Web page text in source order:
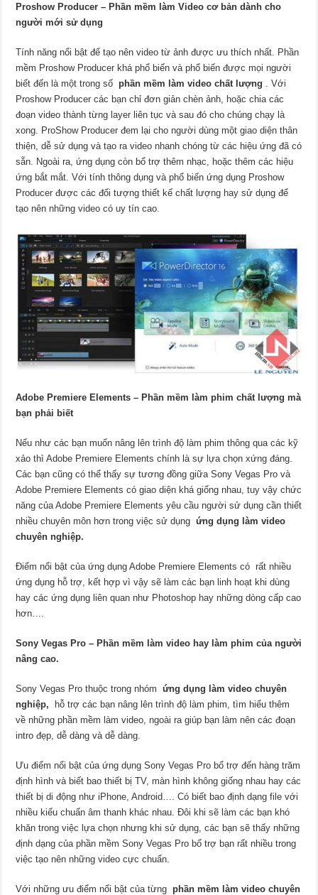
Proshow Producer – Phần mềm làm Video cơ bản dành cho
người mới sử dụng
Tính năng nổi bật để tạo nên video từ ảnh được ưu thích nhất. Phần
mềm Proshow Producer khá phổ biến và phổ biến được mọi người
biết đến là một trong số phần mềm làm video chất lượng
. Với
Proshow Producer các bạn chỉ đơn giản chèn ảnh, hoặc chia các
đoạn video thành từng layer liên tục và sau đó cho chúng chạy là
xong. ProShow Producer đem lại cho người dùng một giao diện thân
thiện, dễ sử dụng và tạo ra video nhanh chóng từ các hiệu ứng đã có
sẵn. Ngoài ra, ứng dụng còn bổ trợ thêm nhạc, hoặc thêm các hiệu
ứng bắt mắt. Với tính thông dụng và phổ biến ứng dụng Proshow
Producer được các đối tượng thiết kế chất lượng hay sử dụng để
tạo nên những video có uy tín cao.
Adobe Premiere Elements – Phần mềm làm phim chất lượng mà
bạn phải biết
Nếu như các bạn muốn nâng lên trình độ làm phim thông qua các kỹ
xảo thì Adobe Premiere Elements chính là sự lựa chọn xứng đáng.
Các bạn cũng có thể thấy sự tương đồng giữa Sony Vegas Pro và
Adobe Premiere Elements có giao diện khá giống nhau, tuy vậy chức
năng của Adobe Premiere Elements yêu cầu người sử dụng cần thiết
nhiều chuyên môn hơn trong việc sử dụngứng dụng làm video
chuyên nghiệp.
Điểm nổi bật của ứng dụng Adobe Premiere Elements có rất nhiều
ứng dụng hỗ trợ, kết hợp vì vậy sẽ làm các bạn linh hoạt khi dùng
hay các ứng dụng liên quan như Photoshop hay những dòng cấp cao
hơn….
Sony Vegas Pro – Phần mềm làm video hay làm phim của người
nâng cao.
Sony Vegas Pro thuộc trong nhómứng dụng làm video chuyên
nghiệp,
hỗ trợ các bạn nâng lên trình độ làm phim, tìm hiểu thêm
về những phần mềm làm video, ngoài ra giúp bạn làm nên các đoạn
intro đẹp, dễ dàng và dễ dàng.
Ưu điểm nổi bật của ứng dụng Sony Vegas Pro bổ trợ đến hàng trăm
định hình và biết bao thiết bị TV, màn hình không giống nhau hay các
thiết bị di động như iPhone, Android…. Có biết bao định dạng file với
nhiều kiểu chuẩn âm thanh khác nhau. Đôi khi sẽ làm các bạn khó
khăn trong việc lựa chọn nhưng khi sử dụng, các bạn sẽ thấy những
định dạng của phần mềm Sony Vegas Pro bổ trợ bạn rất nhiều trong
việc tạo nên những video cực chuẩn.
Với những ưu điểm nổi bật của từngphần mềm làm video chuyên